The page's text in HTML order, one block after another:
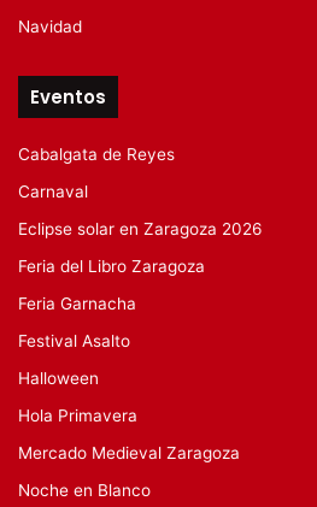
Navidad
Eventos
Cabalgata de Reyes
Carnaval
Eclipse solar en Zaragoza 2026
Feria del Libro Zaragoza
Feria Garnacha
Festival Asalto
Halloween
Hola Primavera
Mercado Medieval Zaragoza
Noche en Blanco